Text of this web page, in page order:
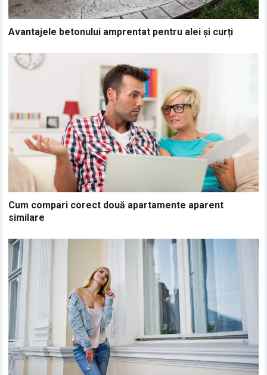
Avantajele betonului amprentat pentru alei și curți
Cum compari corect două apartamente aparent
similare